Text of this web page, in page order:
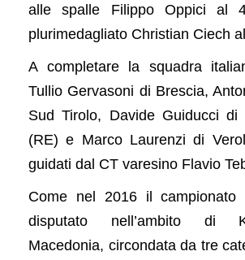
alle spalle Filippo Oppici al
plurimedagliato Christian Ciech
A completare la squadra
Tullio Gervasoni di Brescia,
Sud Tirolo, Davide Guiducci di
(RE) e Marco Laurenzi di
guidati dal CT varesino Flavio
Come nel 2016 il
disputato nell’ambito di
Macedonia, circondata da tre